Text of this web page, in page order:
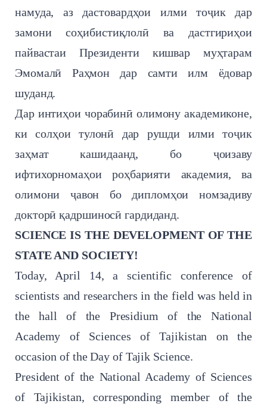
намуда, аз дастовардҳои илми тоҷик дар
замони соҳибистиқлолӣ ва дастгириҳои
пайвастаи Президенти кишвар муҳтарам
Эмомалӣ Раҳмон дар самти илм ёдовар
шуданд.
Дар интиҳои чорабинӣ олимону академиконе,
ки солҳои тулонӣ дар рушди илми тоҷик
заҳмат кашидаанд, бо ҷоизаву
ифтихорномаҳои роҳбарияти академия, ва
олимони ҷавон бо дипломҳои номзадиву
докторӣ қадршиносӣ гардиданд.
SCIENCE IS THE DEVELOPMENT OF THE
STATE AND SOCIETY!
Today, April 14, a scientific conference of
scientists and researchers in the field was held in
the hall of the Presidium of the National
Academy of Sciences of Tajikistan on the
occasion of the Day of Tajik Science.
President of the National Academy of Sciences
of Tajikistan, corresponding member of the